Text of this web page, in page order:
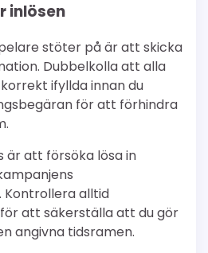
inlösen
stöter på är att skicka
Dubbelkolla att alla
ifyllda innan du
för att förhindra
är att försöka lösa in
alltid
att säkerställa att du gör
angivna tidsramen.